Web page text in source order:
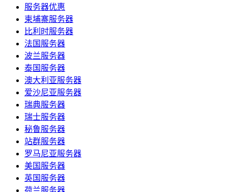
服务器优惠
柬埔寨服务器
比利时服务器
法国服务器
波兰服务器
泰国服务器
澳大利亚服务器
爱沙尼亚服务器
瑞典服务器
瑞士服务器
秘鲁服务器
站群服务器
罗马尼亚服务器
美国服务器
英国服务器
荷兰服务器